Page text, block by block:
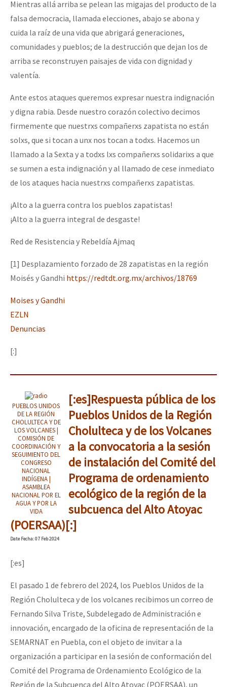
Mientras allá arriba se pelean las migajas del producto de la
falsa democracia, llamada elecciones, abajo se abona y
cuida la raíz de una vida que abrigará generaciones,
comunidades y pueblos; de la destrucción que dejan los de
arriba se reconstruyen paisajes de vida con dignidad y
valentía.
Ante estos ataques queremos expresar nuestra indignación
y digna rabia. Desde nuestro corazón colectivo decimos
firmemente que nuestrxs compañerxs zapatista no están
solxs, que si tocan a unx nos tocan a todxs. Hacemos un
llamado a la Sexta y a todxs lxs compañerxs solidarixs a que
se sumen a esta indignación y al llamado de cese inmediato
de los ataques hacia nuestrxs compañerxs zapatistas.
¡Alto a la guerra contra los pueblos zapatistas!
¡Alto a la guerra integral de desgaste!
Red de Resistencia y Rebeldía Ajmaq
[1] Desplazamiento forzado de 28 zapatistas en la región
Moisés y Gandhi https://redtdt.org.mx/archivos/18769
Moises y Gandhi
EZLN
Denuncias
[:]
PUEBLOS UNIDOS
DE LA REGIÓN
CHOLULTECA Y DE
LOS VOLCANES |
COMISIÓN DE
COORDINACIÓN Y
SEGUIMIENTO DEL
CONGRESO
NACIONAL
INDÍGENA |
ASAMBLEA
NACIONAL POR EL
AGUA Y POR LA
VIDA
[:es]Respuesta pública de los
Pueblos Unidos de la Región
Cholulteca y de los Volcanes
a la convocatoria a la sesión
de instalación del Comité del
Programa de ordenamiento
ecológico de la región de la
subcuenca del Alto Atoyac
(POERSAA)[:]
DateFecha: 07 Feb 2024
[:es]
El pasado 1 de febrero del 2024, los Pueblos Unidos de la
Región Cholulteca y de los volcanes recibimos un correo de
Fernando Silva Triste, Subdelegado de Administración e
innovación, encargado de la oficina de representación de la
SEMARNAT en Puebla, con el objeto de invitar a la
organización a participar en la sesión de conformación del
Comité del Programa de Ordenamiento Ecológico de la
Región de la Subcuenca del Alto Atoyac (POERSAA), un